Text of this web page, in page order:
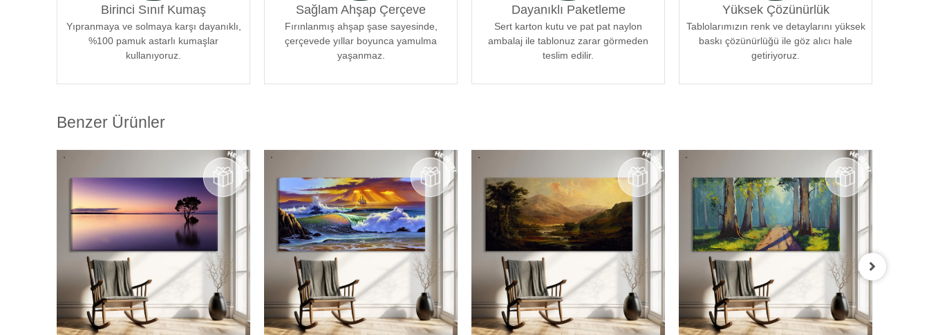
eserleriniz odanızın atmosferine mükemmel bir şekilde uyum sağlar. Her bir tablomuz,
sanatseverlere özel bir estetik deneyim sunmak için özenle tasarlanmıştır.
Birinci Sınıf Kumaş
Yıpranmaya ve solmaya karşı dayanıklı,
%100 pamuk astarlı kumaşlar
kullanıyoruz.
Sağlam Ahşap Çerçeve
Fırınlanmış ahşap şase sayesinde,
çerçevede yıllar boyunca yamulma
yaşanmaz.
Dayanıklı Paketleme
Sert karton kutu ve pat pat naylon
ambalaj ile tablonuz zarar görmeden
teslim edilir.
Yüksek Çözünürlük
Tablolarımızın renk ve detaylarını yüksek
baskı çözünürlüğü ile göz alıcı hale
getiriyoruz.
Benzer Ürünler